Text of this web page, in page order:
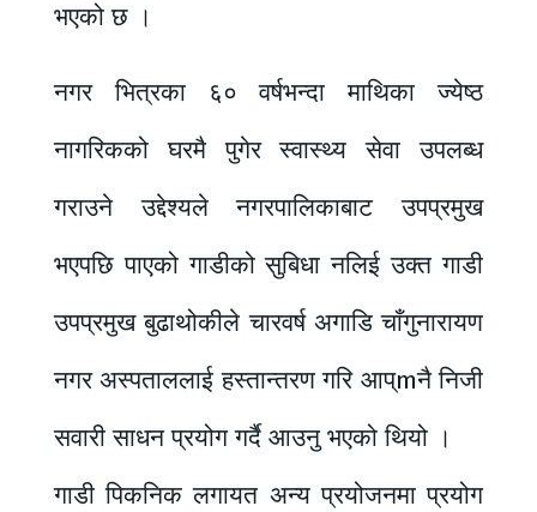
भएको छ ।
नगर भित्रका ६० वर्षभन्दा माथिका ज्येष्ठ
नागरिकको घरमै पुगेर स्वास्थ्य सेवा उपलब्ध
गराउने उद्देश्यले नगरपालिकाबाट उपप्रमुख
भएपछि पाएको गाडीको सुबिधा नलिई उक्त गाडी
उपप्रमुख बुढाथोकीले चारवर्ष अगाडि चाँगुनारायण
नगर अस्पताललाई हस्तान्तरण गरि आप्mनै निजी
सवारी साधन प्रयोग गर्दै आउनु भएको थियो ।
गाडी पिकनिक लगायत अन्य प्रयोजनमा प्रयोग